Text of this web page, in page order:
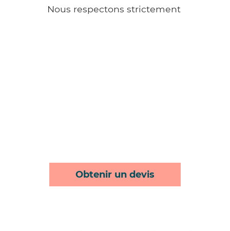
Nous respectons strictement
Obtenir un devis